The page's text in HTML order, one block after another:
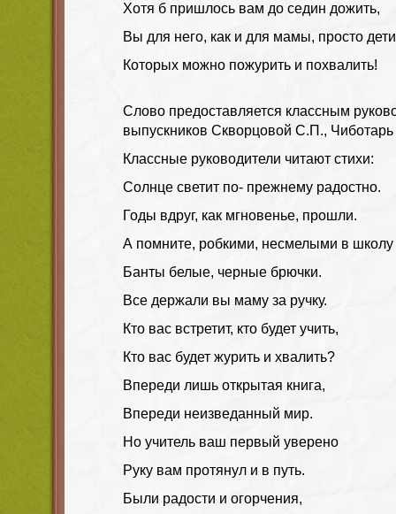
Хотя б пришлось вам до седин дожить,
Вы для него, как и для мамы, просто
Которых можно пожурить и похвалить!
Слово предоставляется классным
выпускников Скворцовой С.П.,
Классные руководители читают стихи:
Солнце светит по- прежнему радостно.
Годы вдруг, как мгновенье, прошли.
А помните, робкими, несмелыми в
Банты белые, черные брючки.
Все держали вы маму за ручку.
Кто вас встретит, кто будет учить,
Кто вас будет журить и хвалить?
Впереди лишь открытая книга,
Впереди неизведанный мир.
Но учитель ваш первый уверено
Руку вам протянул и в путь.
Были радости и огорчения,